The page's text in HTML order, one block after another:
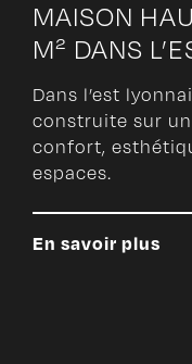
MAISON
M² DANS
Dans l’est
construite sur
confort,
espaces.
En savoir plus